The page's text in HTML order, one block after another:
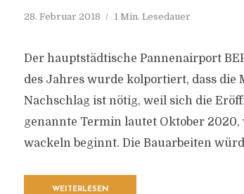
28. Februar 2018 1 Min. Lesedauer
Der hauptstädtische Pannenairport
des Jahres wurde kolportiert, dass die
Nachschlag ist nötig, weil sich die
genannte Termin lautet Oktober
wackeln beginnt. Die Bauarbeiten
WEITERLESEN